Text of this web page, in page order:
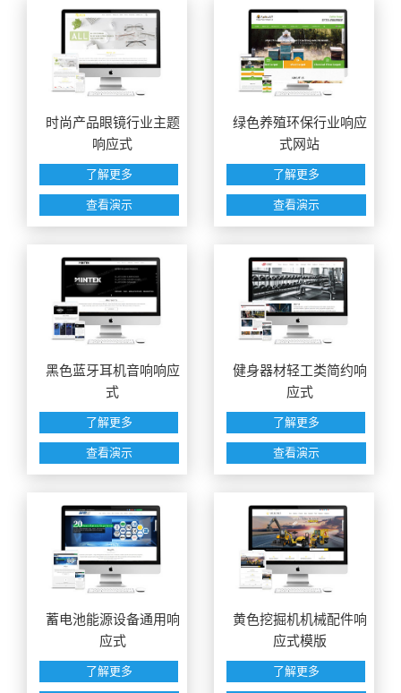
时尚产品眼镜行业主题
响应式
了解更多
查看演示
绿色养殖环保行业响应
式网站
了解更多
查看演示
黑色蓝牙耳机音响响应
式
了解更多
查看演示
健身器材轻工类简约响
应式
了解更多
查看演示
蓄电池能源设备通用响
应式
了解更多
黄色挖掘机机械配件响
应式模版
了解更多